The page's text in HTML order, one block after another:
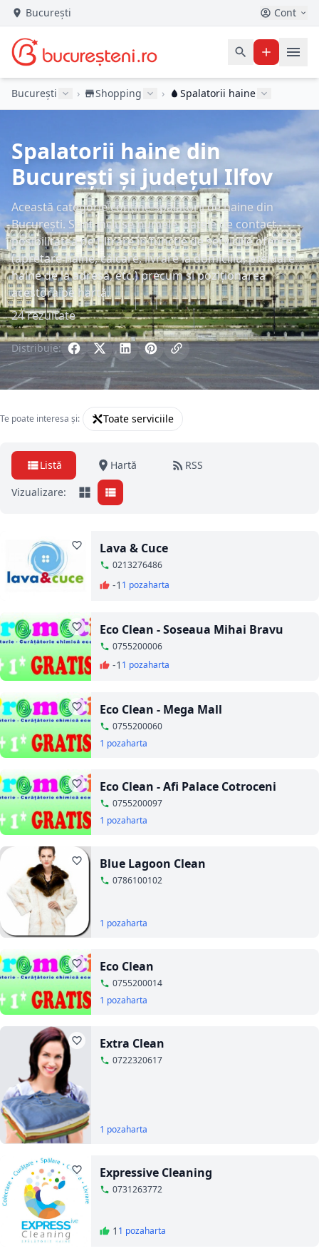
București Cont
București › Shopping › Spalatorii haine
Spalatorii haine din
București și județul Ilfov
Această categorie conține spălătorii de haine din
București. Sunt incluse numele, datele de contact,
posibilitatea de filtrare în funcție de serviciile oferite
(apretare haine, călcare, livrare la domiciliu, preluare
haine de la adresă, etc.) precum și poziționarea
acestora pe hartă.
24 rezultate
Distribuie:
Te poate interesa și: Toate serviciile
Listă Hartă
RSS
Vizualizare:
Lava & Cuce
0213276486
-1 1 pozaharta
Eco Clean - Soseaua Mihai Bravu
0755200006
-1 1 pozaharta
Eco Clean - Mega Mall
0755200060
1 pozaharta
Eco Clean - Afi Palace Cotroceni
0755200097
1 pozaharta
Blue Lagoon Clean
0786100102
1 pozaharta
Eco Clean
0755200014
1 pozaharta
Extra Clean
0722320617
1 pozaharta
Expressive Cleaning
0731263772
1 1 pozaharta